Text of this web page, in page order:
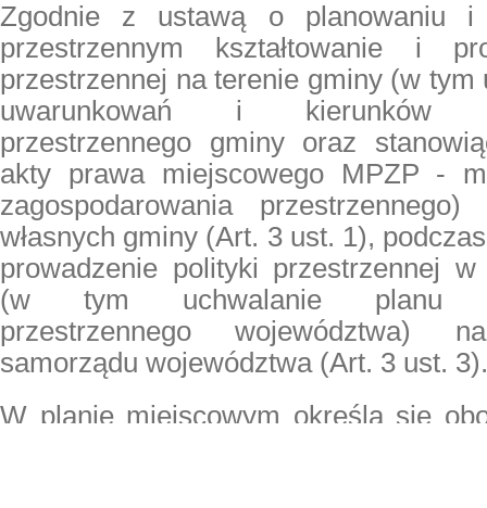
Zgodnie z ustawą o planowaniu i
przestrzennym kształtowanie i
przestrzennej na terenie gminy(w tym
uwarunkowań i kierunków
przestrzennego gminy oraz
akty prawa miejscowego MPZP -
zagospodarowania
własnych gminy (Art. 3 ust. 1),
prowadzenie polityki przestrzennej
(w tym uchwalanie planu
przestrzennego województwa)
samorządu województwa (Art. 3 ust. 3).
W planie miejscowym określa się